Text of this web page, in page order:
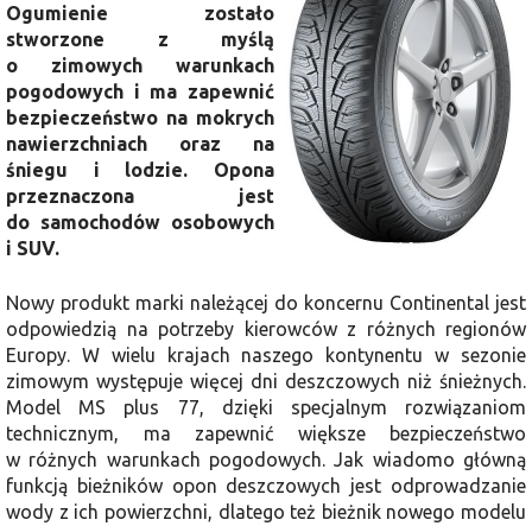
Ogumienie zostało
stworzone z myślą
o zimowych warunkach
pogodowych i ma zapewnić
bezpieczeństwo na mokrych
nawierzchniach oraz na
śniegu i lodzie. Opona
przeznaczona jest
do samochodów osobowych
i SUV.
Nowy produkt marki należącej do koncernu Continental jest
odpowiedzią na potrzeby kierowców z różnych regionów
Europy. W wielu krajach naszego kontynentu w sezonie
zimowym występuje więcej dni deszczowych niż śnieżnych.
Model MS plus 77, dzięki specjalnym rozwiązaniom
technicznym, ma zapewnić większe bezpieczeństwo
w różnych warunkach pogodowych. Jak wiadomo główną
funkcją bieżników opon deszczowych jest odprowadzanie
wody z ich powierzchni, dlatego też bieżnik nowego modelu